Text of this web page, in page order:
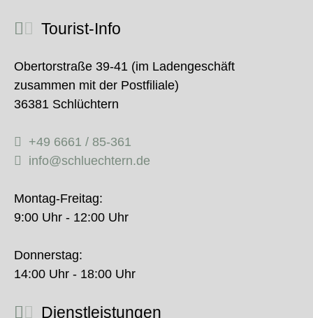
Tourist-Info
Obertorstraße 39-41 (im Ladengeschäft
zusammen mit der Postfiliale)
36381 Schlüchtern
+49 6661 / 85-361
info@schluechtern.de
Montag-Freitag:
9:00 Uhr - 12:00 Uhr
Donnerstag:
14:00 Uhr - 18:00 Uhr
Dienstleistungen